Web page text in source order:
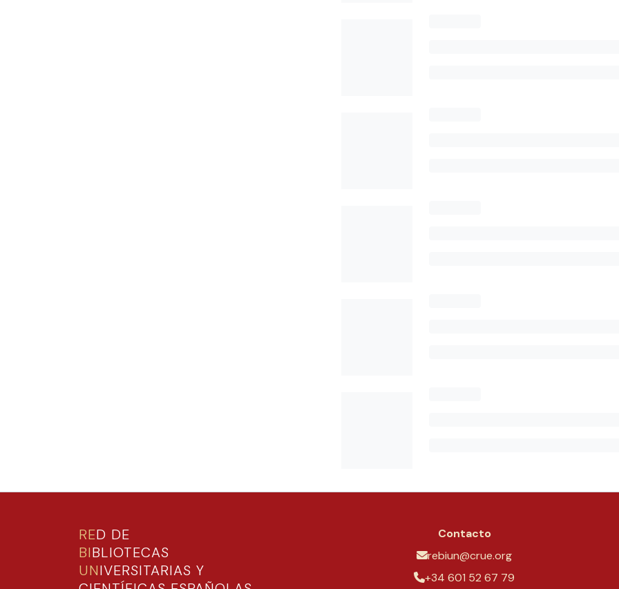
RED DE
BIBLIOTECAS
UNIVERSITARIAS Y
Contacto
rebiun@crue.org
+34 601 52 67 79